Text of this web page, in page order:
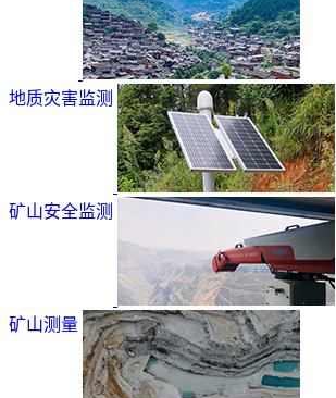
地质灾害监测
矿山安全监测
矿山测量